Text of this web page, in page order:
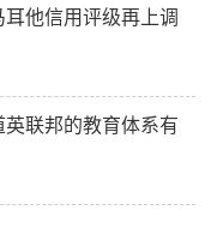
他信用评级再上调
联邦的教育体系有